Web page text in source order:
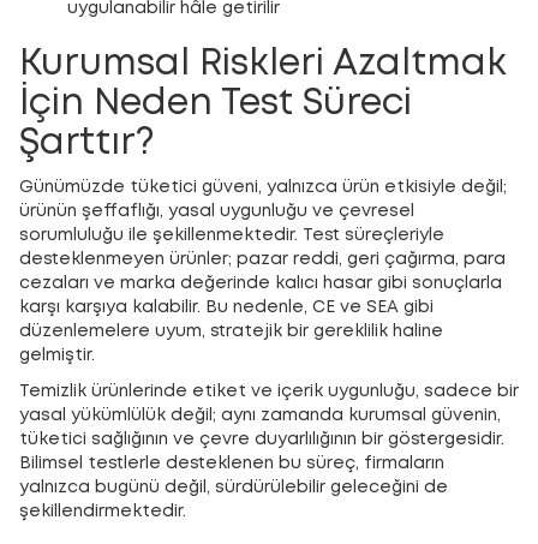
uygulanabilir hâle getirilir
Kurumsal Riskleri Azaltmak
İçin Neden Test Süreci
Şarttır?
Günümüzde tüketici güveni, yalnızca ürün etkisiyle değil;
ürünün şeffaflığı, yasal uygunluğu ve çevresel
sorumluluğu ile şekillenmektedir. Test süreçleriyle
desteklenmeyen ürünler; pazar reddi, geri çağırma, para
cezaları ve marka değerinde kalıcı hasar gibi sonuçlarla
karşı karşıya kalabilir. Bu nedenle, CE ve SEA gibi
düzenlemelere uyum, stratejik bir gereklilik haline
gelmiştir.
Temizlik ürünlerinde etiket ve içerik uygunluğu, sadece bir
yasal yükümlülük değil; aynı zamanda kurumsal güvenin,
tüketici sağlığının ve çevre duyarlılığının bir göstergesidir.
Bilimsel testlerle desteklenen bu süreç, firmaların
yalnızca bugünü değil, sürdürülebilir geleceğini de
şekillendirmektedir.